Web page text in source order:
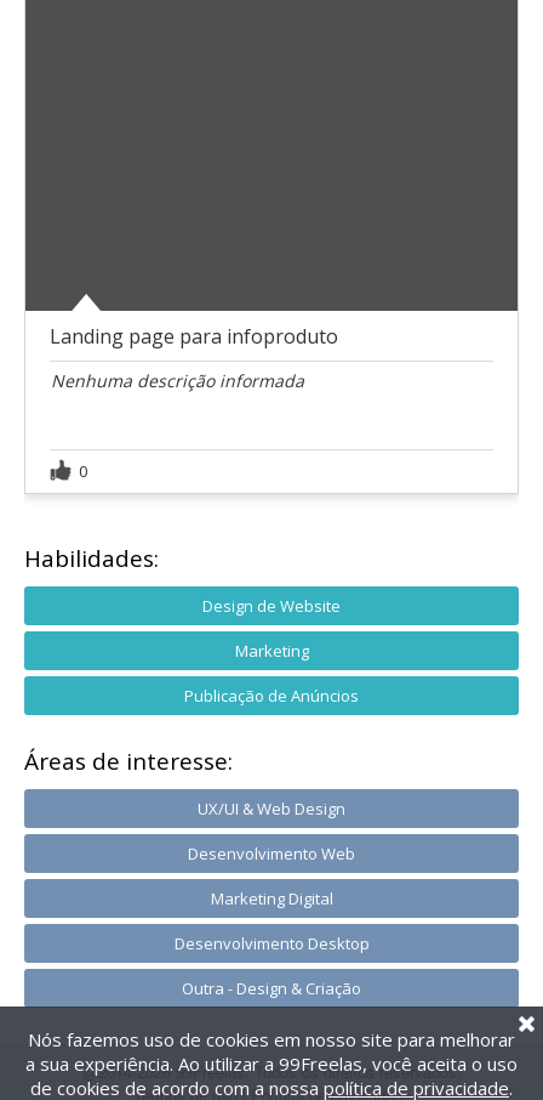
Landing page para infoproduto
Nenhuma descrição informada
0
Habilidades:
Design de Website
Marketing
Publicação de Anúncios
Áreas de interesse:
UX/UI & Web Design
Desenvolvimento Web
Marketing Digital
Desenvolvimento Desktop
Outra - Design & Criação
@2014-2026 99Freelas. Todos os direitos reservados.
Termos de uso| Política de privacidade
Nós fazemos uso de cookies em nosso site para melhorar
a sua experiência. Ao utilizar a 99Freelas, você aceita o uso
de cookies de acordo com a nossa política de privacidade.